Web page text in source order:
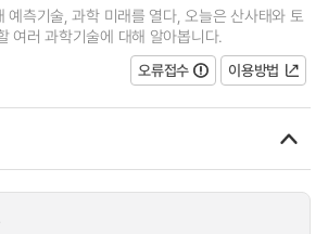
예측기술, 과학 미래를 열다, 오늘은 산사태와 토
여러 과학기술에 대해 알아봅니다.
오류접수
이용방법